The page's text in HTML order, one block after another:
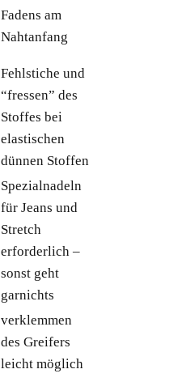
Fadens am
Nahtanfang
Fehlstiche und
“fressen” des
Stoffes bei
elastischen
dünnen Stoffen
Spezialnadeln
für Jeans und
Stretch
erforderlich –
sonst geht
garnichts
verklemmen
des Greifers
leicht möglich